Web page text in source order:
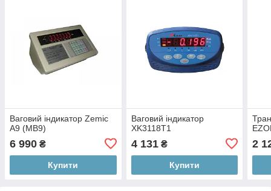
Ваговий індикатор Zemic
A9 (МВ9)
6 990 ₴
Купити
Ваговий індикатор
XK3118T1
4 131₴
Купити
2